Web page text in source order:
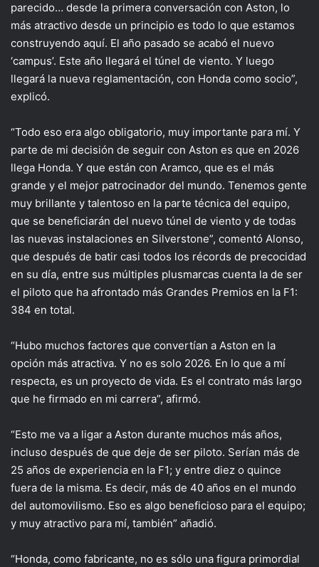
parecido… desde la primera conversación con Aston, lo
más atractivo desde un principio es todo lo que estamos
construyendo aquí. El año pasado se acabó el nuevo
‘campus’. Este año llegará el túnel de viento. Y luego
llegará la nueva reglamentación, con Honda como socio”,
explicó.
“Todo eso era algo obligatorio, muy importante para mí. Y
parte de mi decisión de seguir con Aston es que en 2026
llega Honda. Y que están con Aramco, que es el más
grande y el mejor patrocinador del mundo. Tenemos gente
muy brillante y talentoso en la parte técnica del equipo,
que se beneficiarán del nuevo túnel de viento y de todas
las nuevas instalaciones en Silverstone”, comentó Alonso,
que después de batir casi todos los récords de precocidad
en su día, entre sus múltiples plusmarcas cuenta la de ser
el piloto que ha afrontado más Grandes Premios en la F1:
384 en total.
“Hubo muchos factores que convertían a Aston en la
opción más atractiva. Y no es solo 2026. En lo que a mí
respecta, es un proyecto de vida. Es el contrato más largo
que he firmado en mi carrera”, afirmó.
“Esto me va a ligar a Aston durante muchos más años,
incluso después de que deje de ser piloto. Serían más de
25 años de experiencia en la F1; y entre diez o quince
fuera de la misma. Es decir, más de 40 años en el mundo
del automovilismo. Eso es algo beneficioso para el equipo;
y muy atractivo para mí, también” añadió.
“Honda, como fabricante, no es sólo una figura primordial